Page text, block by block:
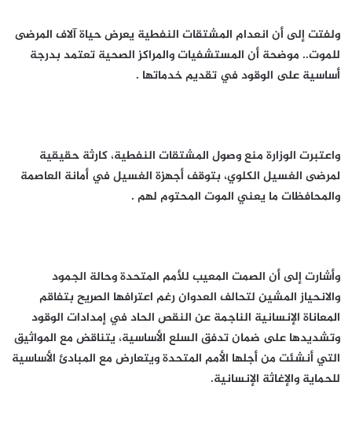
ولفتت إلى أن انعدام المشتقات النفطية يعرض حياة آلاف المرضى
للموت.. موضحة أن المستشفيات والمراكز الصحية تعتمد بدرجة
أساسية على الوقود في تقديم خدماتها .
واعتبرت الوزارة منع وصول المشتقات النفطية، كارثة حقيقية
لمرضى الغسيل الكلوي، بتوقف أجهزة الغسيل في أمانة العاصمة
والمحافظات ما يعني الموت المحتوم لهم .
وأشارت إلى أن الصمت المعيب للأمم المتحدة وحالة الجمود
والانحياز المشين لتحالف العدوان رغم اعترافها الصريح بتفاقم
المعاناة الإنسانية الناجمة عن النقص الحاد في إمدادات الوقود
وتشديدها على ضمان تدفق السلع الأساسية، يتناقض مع المواثيق
التي أنشئت من أجلها الأمم المتحدة ويتعارض مع المبادئ الأساسية
للحماية والإغاثة الإنسانية.